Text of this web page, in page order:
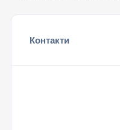
Контакти